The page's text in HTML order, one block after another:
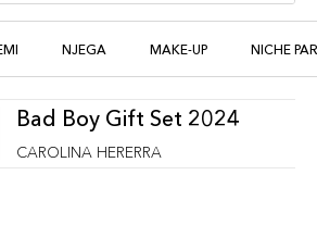
NJEGA MAKE-UP NICHE
Bad Boy Gift Set 2024
CAROLINA HERERRA